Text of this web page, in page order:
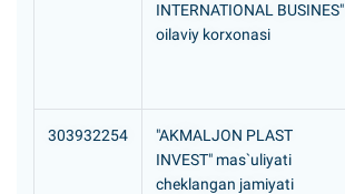
INTERNATIONAL BUSINES"
oilaviy korxonasi
303932254
"AKMALJON PLAST
INVEST" mas`uliyati
cheklangan jamiyati